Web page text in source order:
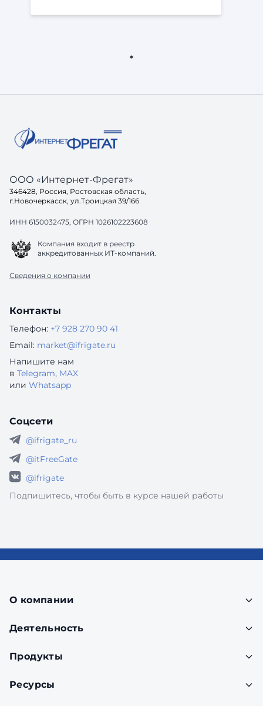
ООО «Интернет-Фрегат»
346428, Россия, Ростовская область,
г.Новочеркасск, ул.Троицкая 39/166
ИНН 6150032475, ОГРН 1026102223608
Компания входит в реестр
аккредитованных ИТ-компаний.
Сведения о компании
Контакты
Телефон: +7 928 270 90 41
Email: market@ifrigate.ru
Напишите нам
в Telegram, MAX
или Whatsapp
Соцсети
@ifrigate_ru
@itFreeGate
@ifrigate
Подпишитесь, чтобы быть в курсе нашей работы
О компании
Деятельность
Продукты
Ресурсы